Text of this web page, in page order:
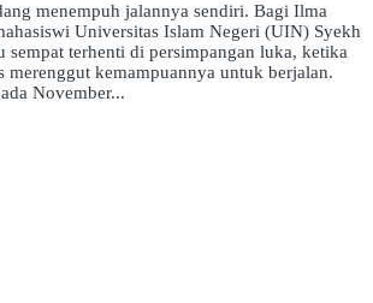
menempuh jalannya sendiri. Bagi Ilma
Universitas Islam Negeri (UIN) Syekh
sempat terhenti di persimpangan luka, ketika
merenggut kemampuannya untuk berjalan.
November...